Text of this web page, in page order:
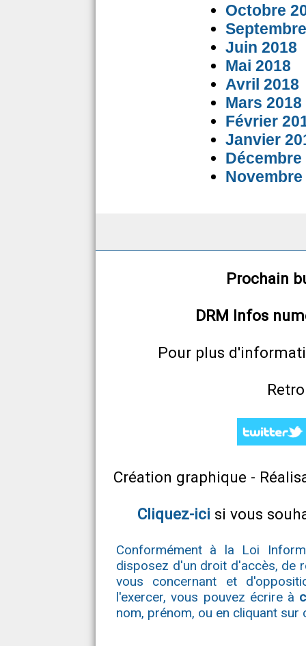
Octobre
Juin 2018
Mai 2018
Avril 2018
Mars 2018
Février
Janvier
Décembre
Novembre
Prochain
DRM Infos
Pour plus
Création graphique -
Cliquez-ici si vous
Conformément à la Loi
disposez d'un droit d'accès, de
vous concernant et
l'exercer, vous pouvez écrire à
nom, prénom, ou en cliquant sur